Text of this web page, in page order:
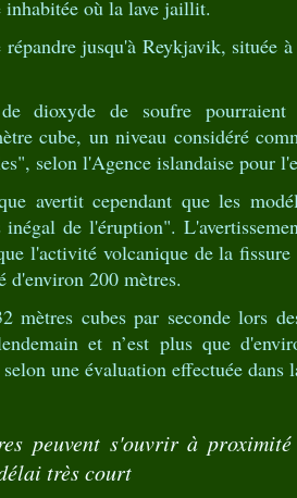
où la lave jaillit.
répandre jusqu'à Reykjavik, située
dioxyde de soufre pourraient
cube, un niveau considéré
selon l'Agence islandaise pour
avertit cependant que les
de l'éruption".
l'activité volcanique de la
d'environ 200 mètres.
mètres cubes par seconde lors
et n’est plus que
selon une évaluation effectuée dans
peuvent s'ouvrir à
très court